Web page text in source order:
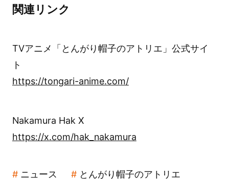
関連リンク
TVアニメ「とんがり帽子のアトリエ」公式サイ
ト
https://tongari-anime.com/
Nakamura Hak X
https://x.com/hak_nakamura
ニュース
とんがり帽子のアトリエ